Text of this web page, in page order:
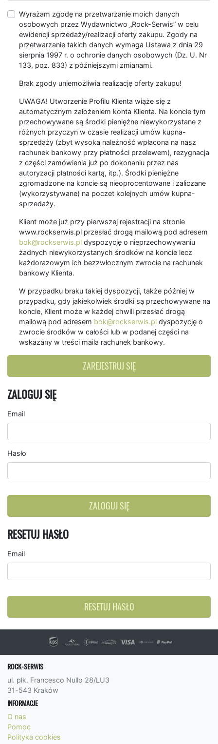
Wyrażam zgodę na przetwarzanie moich danych
osobowych przez Wydawnictwo „Rock-Serwis” w celu
ewidencji sprzedaży/realizacji oferty zakupu. Zgody na
przetwarzanie takich danych wymaga Ustawa z dnia 29
sierpnia 1997 r. o ochronie danych osobowych (Dz. U. Nr
133, poz. 833) z późniejszymi zmianami.
Brak zgody uniemożliwia realizację oferty zakupu!
UWAGA! Utworzenie Profilu Klienta wiąże się z
automatycznym założeniem konta Klienta. Na koncie tym
przechowywane są środki pieniężne niewykorzystane z
różnych przyczyn w czasie realizacji umów kupna-
sprzedaży (zbyt wysoka należność wpłacona na nasz
rachunek bankowy przy płatności przelewem), rezygnacja
z części zamówienia już po dokonaniu przez nas
autoryzacji płatności kartą, itp.). Środki pieniężne
zgromadzone na koncie są nieoprocentowane i zaliczane
(wykorzystywane) na poczet kolejnych umów kupna-
sprzedaży.
Klient może już przy pierwszej rejestracji na stronie
www.rockserwis.pl przesłać drogą mailową pod adresem
bok@rockserwis.pl dyspozycję o nieprzechowywaniu
żadnych niewykorzystanych środków na koncie lecz
każdorazowym ich bezzwłocznym zwrocie na rachunek
bankowy Klienta.
W przypadku braku takiej dyspozycji, także później w
przypadku, gdy jakiekolwiek środki są przechowywane na
koncie, Klient może w każdej chwili przesłać drogą
mailową pod adresem bok@rockserwis.pl dyspozycję o
zwrocie środków w całości lub w podanej części na
wskazany w treści maila rachunek bankowy.
ZAREJESTRUJ SIĘ
ZALOGUJ SIĘ
Email
Hasło
ZALOGUJ SIĘ
RESETUJ HASŁO
Email
RESETUJ HASŁO
ROCK-SERWIS
ul. płk. Francesco Nullo 28/LU3
31-543 Kraków
INFORMACJE
O nas
Pomoc
Polityka cookies